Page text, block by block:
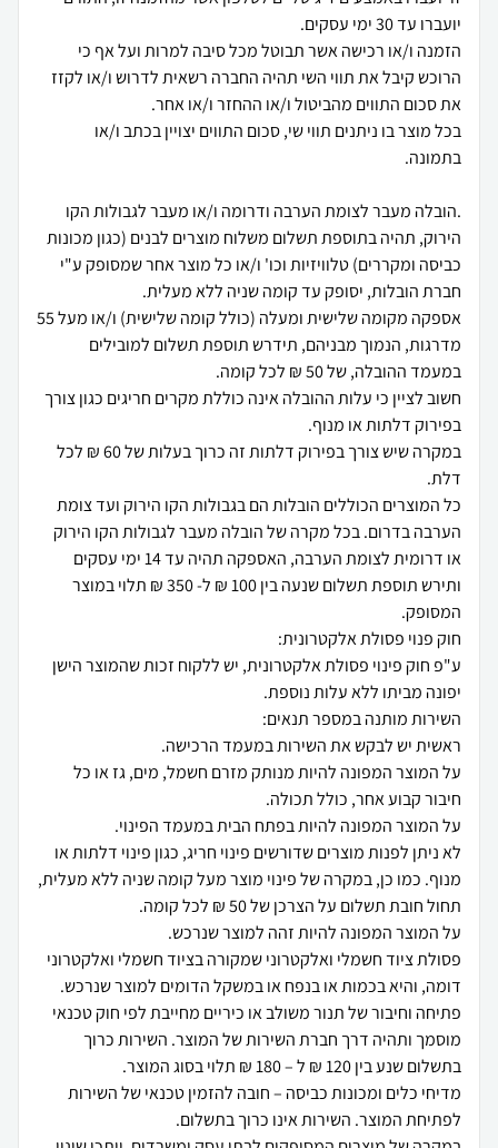
הזמנה ו/או רכישה אשר תבוטל מכל סיבה למרות ועל אף כי
הרוכש קיבל את תווי השי תהיה החברה רשאית לדרוש ו/או לקזז
בכל מוצר בו ניתנים תווי שי, סכום התווים יצויין בכתב ו/או
.הובלה מעבר לצומת הערבה ודרומה ו/או מעבר לגבולות הקו
הירוק, תהיה בתוספת תשלום משלוח מוצרים לבנים (כגון מכונות
כביסה ומקררים) טלוויזיות וכו' ו/או כל מוצר אחר שמסופק ע"י
אספקה מקומה שלישית ומעלה (כולל קומה שלישית) ו/או מעל 55
מדרגות, הנמוך מבניהם, תידרש תוספת תשלום למובילים
חשוב לציין כי עלות ההובלה אינה כוללת מקרים חריגים כגון צורך
במקרה שיש צורך בפירוק דלתות זה כרוך בעלות של 60 ₪ לכל
כל המוצרים הכוללים הובלות הם בגבולות הקו הירוק ועד צומת
הערבה בדרום. בכל מקרה של הובלה מעבר לגבולות הקו הירוק
או דרומית לצומת הערבה, האספקה תהיה עד 14 ימי עסקים
ותירש תוספת תשלום שנעה בין 100 ₪ ל- 350 ₪ תלוי במוצר
ע"פ חוק פינוי פסולת אלקטרונית, יש ללקוח זכות שהמוצר הישן
על המוצר המפונה להיות מנותק מזרם חשמל, מים, גז או כל
לא ניתן לפנות מוצרים שדורשים פינוי חריג, כגון פינוי דלתות או
מנוף. כמו כן, במקרה של פינוי מוצר מעל קומה שניה ללא מעלית,
פסולת ציוד חשמלי ואלקטרוני שמקורה בציוד חשמלי ואלקטרוני
פתיחה וחיבור של תנור משולב או כיריים מחייבת לפי חוק טכנאי
מוסמך ותהיה דרך חברת השירות של המוצר. השירות כרוך
מדיחי כלים ומכונות כביסה – חובה להזמין טכנאי של השירות